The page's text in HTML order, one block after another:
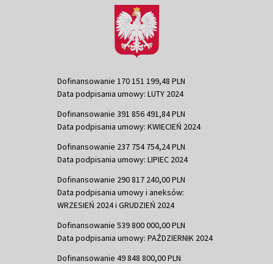
Dofinansowanie 170 151 199,48 PLN
Data podpisania umowy: LUTY 2024
Dofinansowanie 391 856 491,84 PLN
Data podpisania umowy: KWIECIEŃ 2024
Dofinansowanie 237 754 754,24 PLN
Data podpisania umowy: LIPIEC 2024
Dofinansowanie 290 817 240,00 PLN
Data podpisania umowy i aneksów:
WRZESIEŃ 2024 i GRUDZIEŃ 2024
Dofinansowanie 539 800 000,00 PLN
Data podpisania umowy: PAŹDZIERNIK 2024
Dofinansowanie 49 848 800,00 PLN